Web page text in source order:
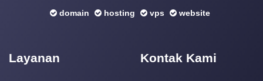
domain hosting vps website
Layanan Kontak Kami